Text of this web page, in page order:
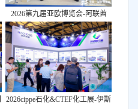
2026第九届亚欧博览会-阿联酋
2026cippe石化&CTEF化工展-伊斯